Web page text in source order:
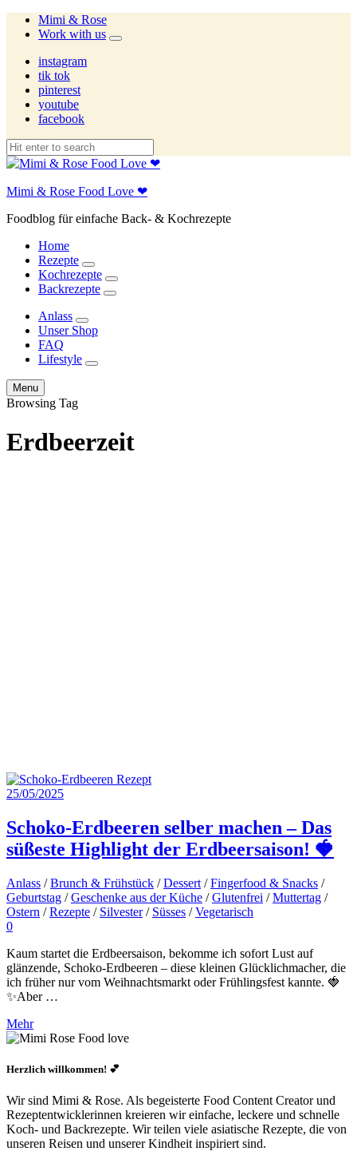
Mimi & Rose
Work with us
expand
instagram
tik tok
pinterest
youtube
facebook
Mimi & Rose Food Love ❤
Foodblog für einfache Back- & Kochrezepte
Home
Rezepte
expand
child
menu
Kochrezepte
expand
child
Backrezepte
expand
Anlass
expand
child
Unser Shop
FAQ
Lifestyle
expand
Search
Menu
Browsing Tag
Erdbeerzeit
25/05/2025
Schoko-Erdbeeren selber machen – Das
süßeste Highlight der Erdbeersaison! 🍓
Anlass /Brunch & Frühstück /Dessert /Fingerfood & Snacks /
Geburtstag /Geschenke aus der Küche /Glutenfrei /Muttertag /
Ostern /Rezepte / Silvester/ Süsses /Vegetarisch
0
Kaum startet die Erdbeersaison, bekomme ich sofort Lust auf
glänzende, Schoko-Erdbeeren – diese kleinen Glücklichmacher, die
ich früher nur vom Weihnachtsmarkt oder Frühlingsfest kannte. 🍓
✨Aber …
Mehr
Herzlich willkommen! 💕
Wir sind Mimi & Rose. Als begeisterte Food Content Creator und
Rezeptentwicklerinnen kreieren wir einfache, leckere und schnelle
Koch- und Backrezepte. Wir teilen viele asiatische Rezepte, die von
unseren Reisen und unserer Kindheit inspiriert sind.